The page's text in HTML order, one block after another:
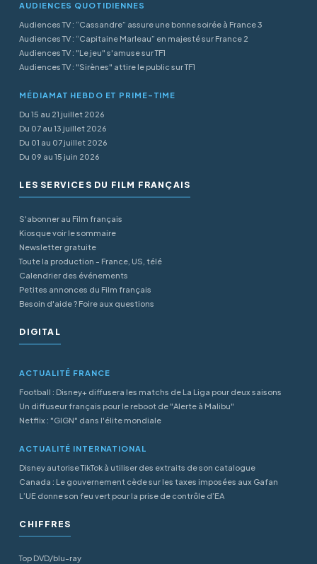
AUDIENCES QUOTIDIENNES
Audiences TV : “Cassandre” assure une bonne soirée à France 3
Audiences TV : “Capitaine Marleau” en majesté sur France 2
Audiences TV : "Le jeu" s'amuse sur TF1
Audiences TV : "Sirènes" attire le public sur TF1
MÉDIAMAT HEBDO ET PRIME-TIME
Du 15 au 21 juillet 2026
Du 07 au 13 juillet 2026
Du 01 au 07 juillet 2026
Du 09 au 15 juin 2026
LES SERVICES DU FILM FRANÇAIS
S'abonner au Film français
Kiosque voir le sommaire
Newsletter gratuite
Toute la production - France, US, télé
Calendrier des événements
Petites annonces du Film français
Besoin d'aide ? Foire aux questions
DIGITAL
ACTUALITÉ FRANCE
Football : Disney+ diffusera les matchs de La Liga pour deux saisons
Un diffuseur français pour le reboot de "Alerte à Malibu"
Netflix : "GIGN" dans l'élite mondiale
ACTUALITÉ INTERNATIONAL
Disney autorise TikTok à utiliser des extraits de son catalogue
Canada : Le gouvernement cède sur les taxes imposées aux Gafan
L’UE donne son feu vert pour la prise de contrôle d’EA
CHIFFRES
Top DVD/blu-ray